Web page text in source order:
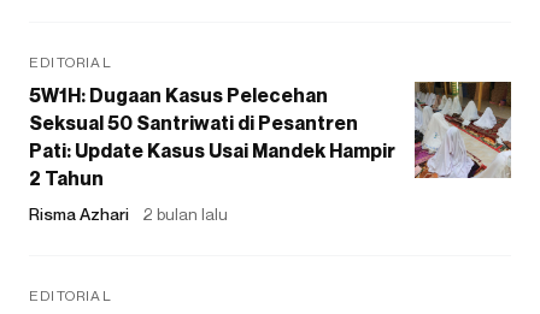
EDITORIAL
5W1H: Dugaan Kasus Pelecehan
Seksual 50 Santriwati di Pesantren
Pati: Update Kasus Usai Mandek Hampir
2 Tahun
Risma Azhari 2 bulan lalu
EDITORIAL